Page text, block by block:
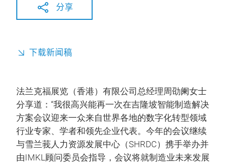
分享
下载新闻稿
法兰克福展览（香港）有限公司总经理周劭阑女士
分享道：“我很高兴能再一次在吉隆坡智能制造解决
方案会议迎来一众来自世界各地的数字化转型领域
行业专家、学者和领先企业代表。今年的会议继续
与雪兰莪人力资源发展中心（SHRDC）携手举办并
由IMKL顾问委员会指导，会议将就制造业未来发展